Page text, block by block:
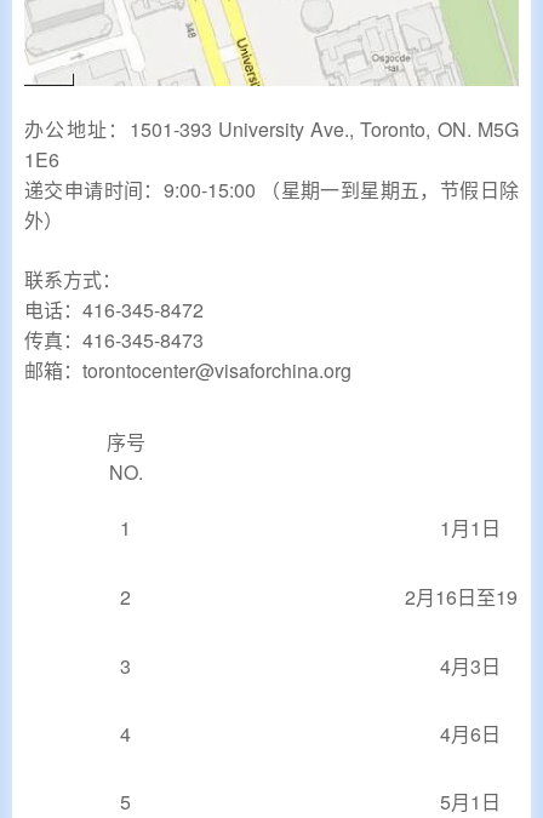
办公地址：1501-393 University Ave., Toronto, ON. M5G
1E6
递交申请时间：9:00-15:00 （星期一到星期五，节假日除
外）
联系方式：
电话：416-345-8472
传真：416-345-8473
邮箱：torontocenter@visaforchina.org
序号
NO.
1
1月1日
2 2月16日至19日
3 4月3日
4 4月6日
5 5月1日